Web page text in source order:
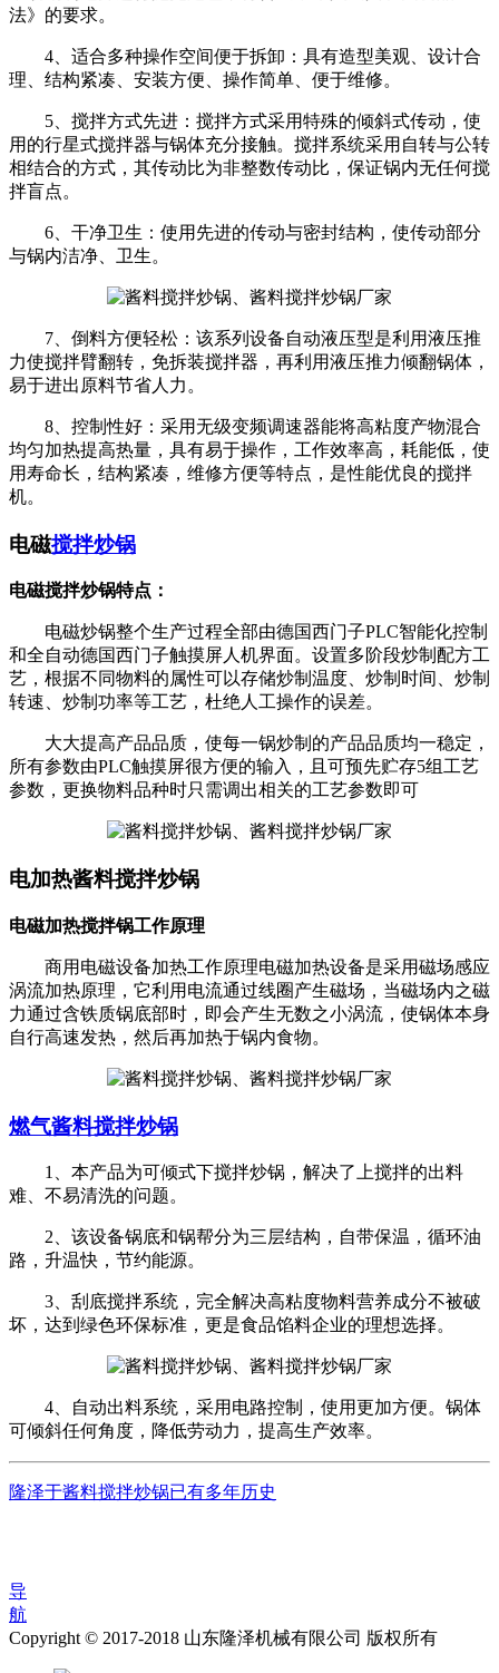
法》的要求。
4、适合多种操作空间便于拆卸：具有造型美观、设计合
理、结构紧凑、安装方便、操作简单、便于维修。
5、搅拌方式先进：搅拌方式采用特殊的倾斜式传动，使
用的行星式搅拌器与锅体充分接触。搅拌系统采用自转与公转
相结合的方式，其传动比为非整数传动比，保证锅内无任何搅
拌盲点。
6、干净卫生：使用先进的传动与密封结构，使传动部分
与锅内洁净、卫生。
7、倒料方便轻松：该系列设备自动液压型是利用液压推
力使搅拌臂翻转，免拆装搅拌器，再利用液压推力倾翻锅体，
易于进出原料节省人力。
8、控制性好：采用无级变频调速器能将高粘度产物混合
均匀加热提高热量，具有易于操作，工作效率高，耗能低，使
用寿命长，结构紧凑，维修方便等特点，是性能优良的搅拌
机。
电磁搅拌炒锅
电磁搅拌炒锅特点：
电磁炒锅整个生产过程全部由德国西门子PLC智能化控制
和全自动德国西门子触摸屏人机界面。设置多阶段炒制配方工
艺，根据不同物料的属性可以存储炒制温度、炒制时间、炒制
转速、炒制功率等工艺，杜绝人工操作的误差。
大大提高产品品质，使每一锅炒制的产品品质均一稳定，
所有参数由PLC触摸屏很方便的输入，且可预先贮存5组工艺
参数，更换物料品种时只需调出相关的工艺参数即可
电加热酱料搅拌炒锅
电磁加热搅拌锅工作原理
商用电磁设备加热工作原理电磁加热设备是采用磁场感应
涡流加热原理，它利用电流通过线圈产生磁场，当磁场内之磁
力通过含铁质锅底部时，即会产生无数之小涡流，使锅体本身
自行高速发热，然后再加热于锅内食物。
燃气酱料搅拌炒锅
1、本产品为可倾式下搅拌炒锅，解决了上搅拌的出料
难、不易清洗的问题。
2、该设备锅底和锅帮分为三层结构，自带保温，循环油
路，升温快，节约能源。
3、刮底搅拌系统，完全解决高粘度物料营养成分不被破
坏，达到绿色环保标准，更是食品馅料企业的理想选择。
4、自动出料系统，采用电路控制，使用更加方便。锅体
可倾斜任何角度，降低劳动力，提高生产效率。
隆泽于酱料搅拌炒锅已有多年历史
导
航
Copyright © 2017-2018 山东隆泽机械有限公司 版权所有